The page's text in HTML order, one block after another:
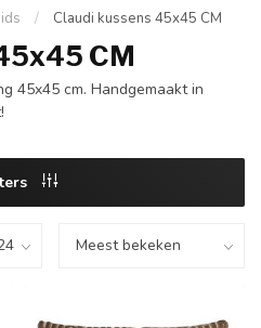
/ Claudi kussens 45x45 CM
CM
45x45 cm. Handgemaakt in